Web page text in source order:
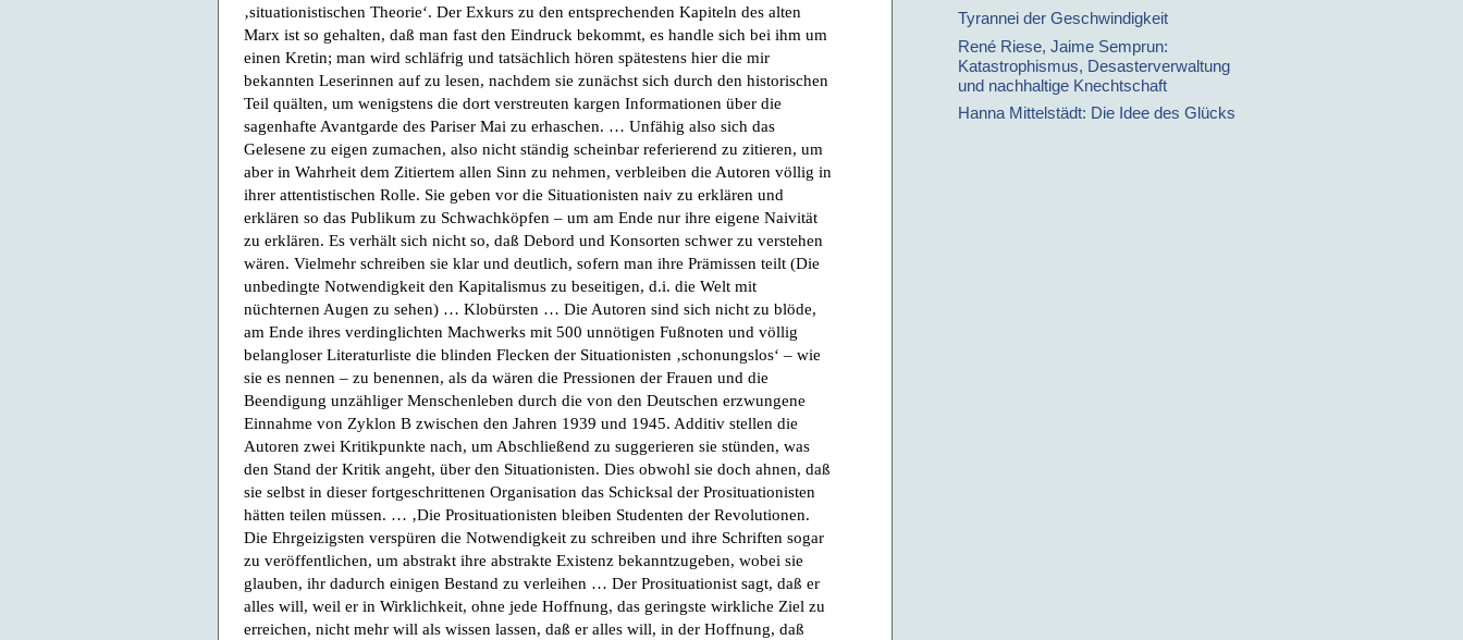
‚situationistischen Theorie‘. Der Exkurs zu den entsprechenden Kapiteln des alten
Marx ist so gehalten, daß man fast den Eindruck bekommt, es handle sich bei ihm um
einen Kretin; man wird schläfrig und tatsächlich hören spätestens hier die mir
bekannten Leserinnen auf zu lesen, nachdem sie zunächst sich durch den historischen
Teil quälten, um wenigstens die dort verstreuten kargen Informationen über die
sagenhafte Avantgarde des Pariser Mai zu erhaschen. … Unfähig also sich das
Gelesene zu eigen zumachen, also nicht ständig scheinbar referierend zu zitieren, um
aber in Wahrheit dem Zitiertem allen Sinn zu nehmen, verbleiben die Autoren völlig in
ihrer attentistischen Rolle. Sie geben vor die Situationisten naiv zu erklären und
erklären so das Publikum zu Schwachköpfen – um am Ende nur ihre eigene Naivität
zu erklären. Es verhält sich nicht so, daß Debord und Konsorten schwer zu verstehen
wären. Vielmehr schreiben sie klar und deutlich, sofern man ihre Prämissen teilt (Die
unbedingte Notwendigkeit den Kapitalismus zu beseitigen, d.i. die Welt mit
nüchternen Augen zu sehen) … Klobürsten … Die Autoren sind sich nicht zu blöde,
am Ende ihres verdinglichten Machwerks mit 500 unnötigen Fußnoten und völlig
belangloser Literaturliste die blinden Flecken der Situationisten ‚schonungslos‘ – wie
sie es nennen – zu benennen, als da wären die Pressionen der Frauen und die
Beendigung unzähliger Menschenleben durch die von den Deutschen erzwungene
Einnahme von Zyklon B zwischen den Jahren 1939 und 1945. Additiv stellen die
Autoren zwei Kritikpunkte nach, um Abschließend zu suggerieren sie stünden, was
den Stand der Kritik angeht, über den Situationisten. Dies obwohl sie doch ahnen, daß
sie selbst in dieser fortgeschrittenen Organisation das Schicksal der Prosituationisten
hätten teilen müssen. … ‚Die Prosituationisten bleiben Studenten der Revolutionen.
Die Ehrgeizigsten verspüren die Notwendigkeit zu schreiben und ihre Schriften sogar
zu veröffentlichen, um abstrakt ihre abstrakte Existenz bekanntzugeben, wobei sie
glauben, ihr dadurch einigen Bestand zu verleihen … Der Prosituationist sagt, daß er
alles will, weil er in Wirklichkeit, ohne jede Hoffnung, das geringste wirkliche Ziel zu
erreichen, nicht mehr will als wissen lassen, daß er alles will, in der Hoffnung, daß
Tyrannei der Geschwindigkeit
René Riese, Jaime Semprun:
Katastrophismus, Desasterverwaltung
und nachhaltige Knechtschaft
Hanna Mittelstädt: Die Idee des Glücks